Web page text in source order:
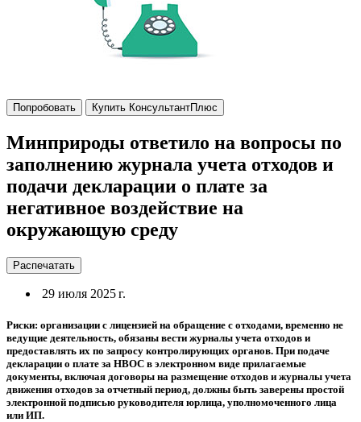
Попробовать Купить КонсультантПлюс
Минприроды ответило на вопросы по
заполнению журнала учета отходов и
подачи декларации о плате за
негативное воздействие на
окружающую среду
Распечатать
29 июля 2025 г.
Риски: организации с лицензией на обращение с отходами, временно не
ведущие деятельность, обязаны вести журналы учета отходов и
предоставлять их по запросу контролирующих органов. При подаче
декларации о плате за НВОС в электронном виде прилагаемые
документы, включая договоры на размещение отходов и журналы учета
движения отходов за отчетный период, должны быть заверены простой
электронной подписью руководителя юрлица, уполномоченного лица
или ИП.